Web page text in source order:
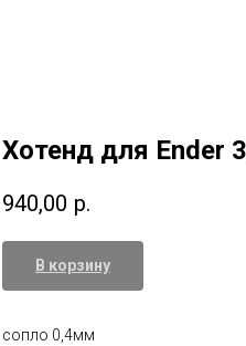
Хотенд для Ender
940,00 р.
В корзину
сопло 0,4мм